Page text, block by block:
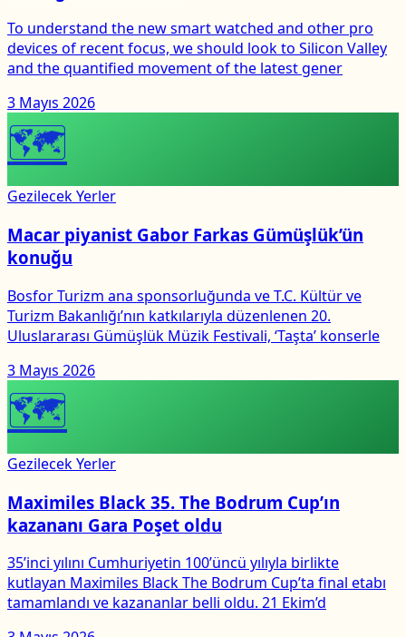
To understand the new smart watched and other pro
devices of recent focus, we should look to Silicon Valley
and the quantified movement of the latest gener
3 Mayıs 2026
🗺
Gezilecek Yerler
Macar piyanist Gabor Farkas Gümüşlük’ün
konuğu
Bosfor Turizm ana sponsorluğunda ve T.C. Kültür ve
Turizm Bakanlığı’nın katkılarıyla düzenlenen 20.
Uluslararası Gümüşlük Müzik Festivali, ‘Taşta’ konserle
3 Mayıs 2026
🗺
Gezilecek Yerler
Maximiles Black 35. The Bodrum Cup’ın
kazananı Gara Poşet oldu
35’inci yılını Cumhuriyetin 100’üncü yılıyla birlikte
kutlayan Maximiles Black The Bodrum Cup’ta final etabı
tamamlandı ve kazananlar belli oldu. 21 Ekim’d